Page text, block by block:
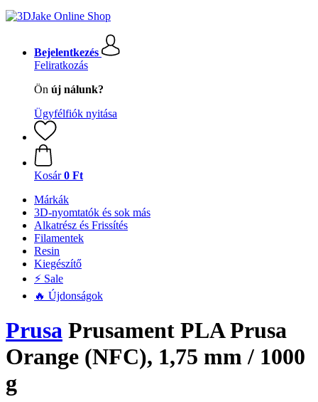
Bejelentkezés
Feliratkozás
Ön új nálunk?
Ügyfélfiók nyitása
Kosár 0 Ft
Márkák
3D-nyomtatók és sok más
Alkatrész és Frissítés
Filamentek
Resin
Kiegészítő
⚡ Sale
🔥 Újdonságok
Prusa Prusament PLA Prusa
Orange (NFC), 1,75 mm / 1000
g